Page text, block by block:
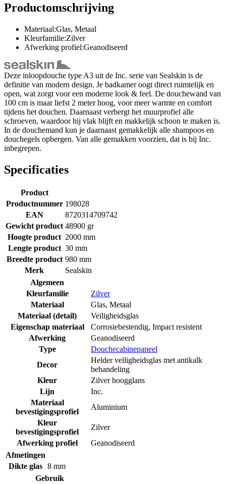
Productomschrijving
Materiaal:Glas, Metaal
Kleurfamilie:Zilver
Afwerking profiel:Geanodiseerd
Deze inloopdouche type A3 uit de Inc. serie van Sealskin is de
definitie van modern design. Je badkamer oogt direct ruimtelijk en
open, wat zorgt voor een moderne look & feel. De douchewand van
100 cm is maar liefst 2 meter hoog, voor meer warmte en comfort
tijdens het douchen. Daarnaast verbergt het muurprofiel alle
schroeven, waardoor hij vlak blijft en makkelijk schoon te maken is.
In de douchemand kun je daarnaast gemakkelijk alle shampoos en
douchegels opbergen. Van alle gemakken voorzien, dat is bij Inc.
inbegrepen.
Specificaties
Product
Productnummer 198028
EAN
8720314709742
Gewicht product 48900 gr
Hoogte product 2000 mm
Lengte product 30 mm
Breedte product 980 mm
Merk
Sealskin
Algemeen
Kleurfamilie
Zilver
Materiaal
Glas, Metaal
Materiaal (detail)
Veiligheidsglas
Eigenschap materiaal
Corrosiebestendig, Impact resistent
Afwerking
Geanodiseerd
Type
Douchecabinepaneel
Decor
Helder veiligheidsglas met antikalk
behandeling
Kleur
Zilver hoogglans
Lijn
Inc.
Materiaal
bevestigingsprofiel
Aluminium
Kleur
bevestigingsprofiel
Zilver
Afwerking profiel
Geanodiseerd
Afmetingen
Dikte glas 8 mm
Gebruik